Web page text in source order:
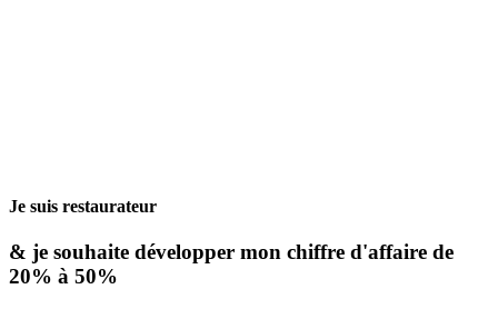
Je suis restaurateur
& je souhaite développer mon chiffre d'affaire de
20% à 50%